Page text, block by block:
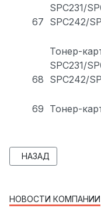
67
SPC231/
SPC242/
68
Тонер-
SPC231/
SPC242/
69 Тонер-
ПРЕДЫДУЩИЙ:
НАЗАД
НОВОСТИ КОМПАНИИ